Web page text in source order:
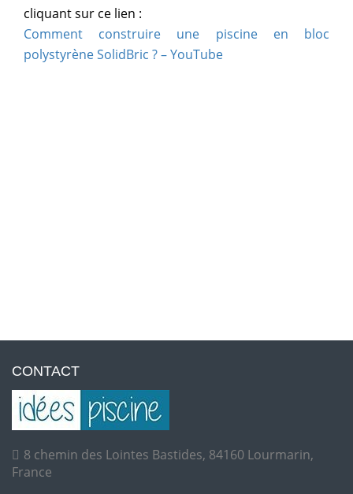
cliquant sur ce lien :
Comment construire une piscine en bloc
polystyrène SolidBric ? – YouTube
CONTACT
8 chemin des Lointes Bastides, 84160 Lourmarin,
France